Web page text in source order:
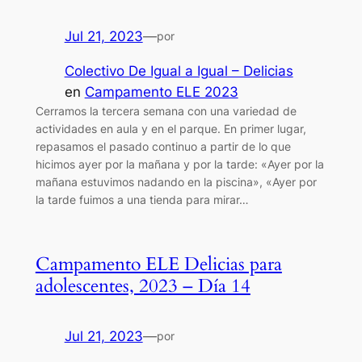
Jul 21, 2023—por
Colectivo De Igual a Igual – Delicias
en Campamento ELE 2023
Cerramos la tercera semana con una variedad de
actividades en aula y en el parque. En primer lugar,
repasamos el pasado continuo a partir de lo que
hicimos ayer por la mañana y por la tarde: «Ayer por la
mañana estuvimos nadando en la piscina», «Ayer por
la tarde fuimos a una tienda para mirar…
Campamento ELE Delicias para
adolescentes, 2023 – Día 14
Jul 21, 2023—por